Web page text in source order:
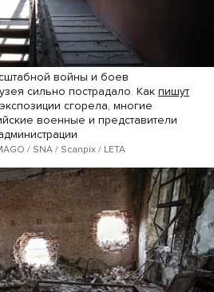
войны и боев
сильно пострадало. Как пишут
сгорела, многие
военные и представители
/ SNA / Scanpix / LETA